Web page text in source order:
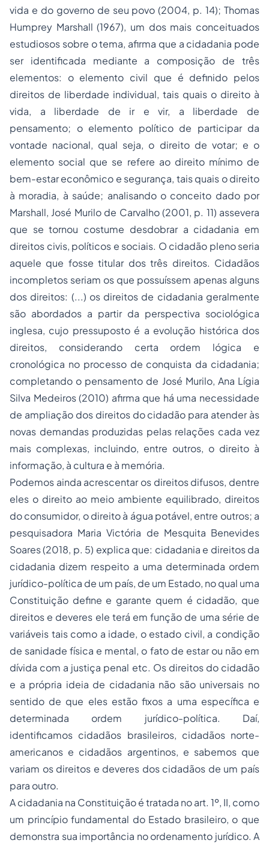
vida e do governo de seu povo (2004, p. 14); Thomas
Humprey Marshall (1967), um dos mais conceituados
estudiosos sobre o tema, afirma que a cidadania pode
ser identificada mediante a composição de três
elementos: o elemento civil que é definido pelos
direitos de liberdade individual, tais quais o direito à
vida, a liberdade de ir e vir, a liberdade de
pensamento; o elemento político de participar da
vontade nacional, qual seja, o direito de votar; e o
elemento social que se refere ao direito mínimo de
bem-estar econômico e segurança, tais quais o direito
à moradia, à saúde; analisando o conceito dado por
Marshall, José Murilo de Carvalho (2001, p. 11) assevera
que se tornou costume desdobrar a cidadania em
direitos civis, políticos e sociais. O cidadão pleno seria
aquele que fosse titular dos três direitos. Cidadãos
incompletos seriam os que possuíssem apenas alguns
dos direitos: (...) os direitos de cidadania geralmente
são abordados a partir da perspectiva sociológica
inglesa, cujo pressuposto é a evolução histórica dos
direitos, considerando certa ordem lógica e
cronológica no processo de conquista da cidadania;
completando o pensamento de José Murilo, Ana Lígia
Silva Medeiros (2010) afirma que há uma necessidade
de ampliação dos direitos do cidadão para atender às
novas demandas produzidas pelas relações cada vez
mais complexas, incluindo, entre outros, o direito à
informação, à cultura e à memória.
Podemos ainda acrescentar os direitos difusos, dentre
eles o direito ao meio ambiente equilibrado, direitos
do consumidor, o direito à água potável, entre outros; a
pesquisadora Maria Victória de Mesquita Benevides
Soares (2018, p. 5) explica que: cidadania e direitos da
cidadania dizem respeito a uma determinada ordem
jurídico-política de um país, de um Estado, no qual uma
Constituição define e garante quem é cidadão, que
direitos e deveres ele terá em função de uma série de
variáveis tais como a idade, o estado civil, a condição
de sanidade física e mental, o fato de estar ou não em
dívida com a justiça penal etc. Os direitos do cidadão
e a própria ideia de cidadania não são universais no
sentido de que eles estão fixos a uma específica e
determinada ordem jurídico-política. Daí,
identificamos cidadãos brasileiros, cidadãos norte-
americanos e cidadãos argentinos, e sabemos que
variam os direitos e deveres dos cidadãos de um país
para outro.
A cidadania na Constituição é tratada no art. 1º, II, como
um princípio fundamental do Estado brasileiro, o que
demonstra sua importância no ordenamento jurídico. A